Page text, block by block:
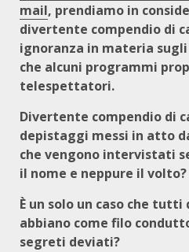
mail, prendiamo in
divertente compendio di
ignoranza in materia
che alcuni programmi
telespettatori.
Divertente compendio di
depistaggi messi in atto
che vengono intervistati
il nome e neppure il volto?
È un solo un caso che
abbiano come filo
segreti deviati?